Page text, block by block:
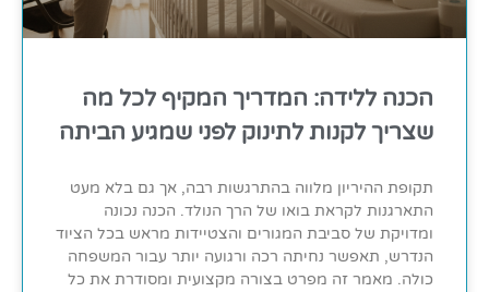
הכנה ללידה: המדריך המקיף לכל מה
שצריך לקנות לתינוק לפני שמגיע הביתה
תקופת ההיריון מלווה בהתרגשות רבה, אך גם בלא מעט
התארגנות לקראת בואו של הרך הנולד. הכנה נכונה
ומדויקת של סביבת המגורים והצטיידות מראש בכל הציוד
הנדרש, תאפשר נחיתה רכה ורגועה יותר עבור המשפחה
כולה. מאמר זה מפרט בצורה מקצועית ומסודרת את כל